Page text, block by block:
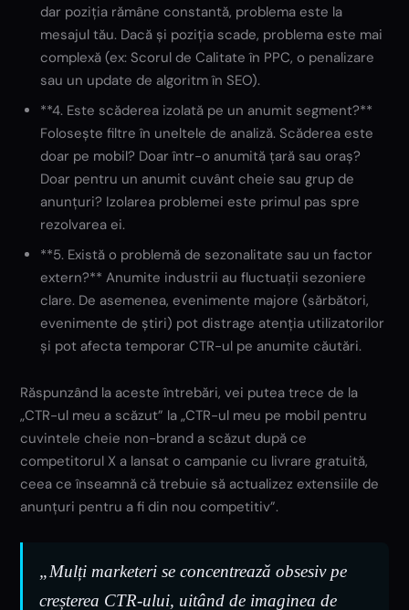
dar poziția rămâne constantă, problema este la
mesajul tău. Dacă și poziția scade, problema este mai
complexă (ex: Scorul de Calitate în PPC, o penalizare
sau un update de algoritm în SEO).
**4. Este scăderea izolată pe un anumit segment?**
Folosește filtre în uneltele de analiză. Scăderea este
doar pe mobil? Doar într-o anumită țară sau oraș?
Doar pentru un anumit cuvânt cheie sau grup de
anunțuri? Izolarea problemei este primul pas spre
rezolvarea ei.
**5. Există o problemă de sezonalitate sau un factor
extern?** Anumite industrii au fluctuații sezoniere
clare. De asemenea, evenimente majore (sărbători,
evenimente de știri) pot distrage atenția utilizatorilor
și pot afecta temporar CTR-ul pe anumite căutări.
Răspunzând la aceste întrebări, vei putea trece de la
„CTR-ul meu a scăzut” la „CTR-ul meu pe mobil pentru
cuvintele cheie non-brand a scăzut după ce
competitorul X a lansat o campanie cu livrare gratuită,
ceea ce înseamnă că trebuie să actualizez extensiile de
anunțuri pentru a fi din nou competitiv”.
„Mulți marketeri se concentrează obsesiv pe
creșterea CTR-ului, uitând de imaginea de